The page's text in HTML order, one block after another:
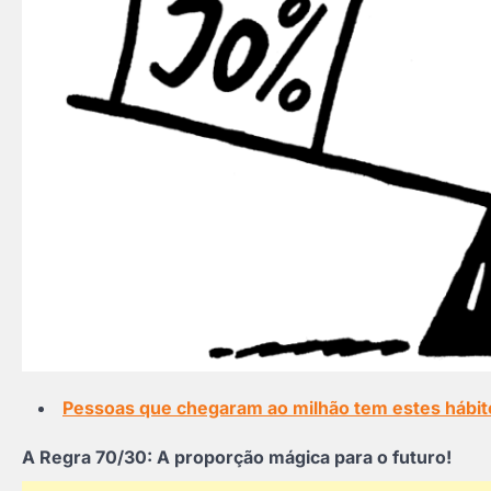
Pessoas que chegaram ao milhão tem estes
A Regra 70/30: A proporção mágica para o futuro!